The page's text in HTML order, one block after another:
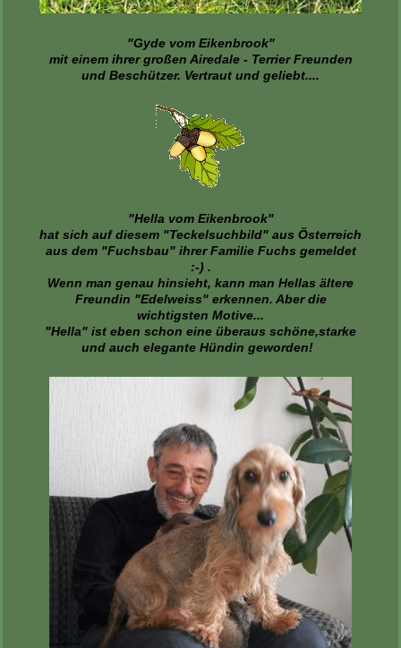
"Gyde vom Eikenbrook"
mit einem ihrer großen Airedale - Terrier Freunden
und Beschützer. Vertraut und geliebt....
"Hella vom Eikenbrook"
hat sich auf diesem "Teckelsuchbild" aus Österreich
aus dem "Fuchsbau" ihrer Familie Fuchs gemeldet
:-) .
Wenn man genau hinsieht, kann man Hellas ältere
Freundin "Edelweiss" erkennen. Aber die
wichtigsten Motive...
"Hella" ist eben schon eine überaus schöne,starke
und auch elegante Hündin geworden!